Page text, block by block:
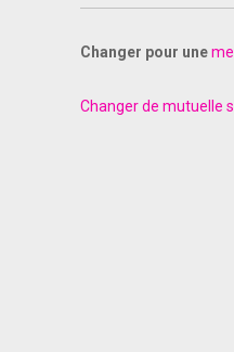
Changer pour une
Changer de mutuelle